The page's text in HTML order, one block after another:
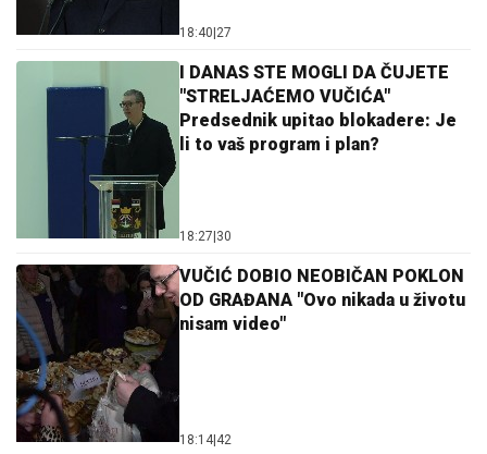
18:40 27
I DANAS STE MOGLI DA ČUJETE
"STRELJAĆEMO VUČIĆA"
Predsednik upitao blokadere: Je
li to vaš program i plan?
18:27 30
VUČIĆ DOBIO NEOBIČAN POKLON
OD GRAĐANA "Ovo nikada u životu
nisam video"
18:14 42